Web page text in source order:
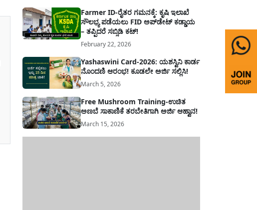
Farmer ID-ರೈತರ ಗಮನಕ್ಕೆ: ಕೃಷಿ ಇಲಾಖೆ
ಸೌಲಭ್ಯ ಪಡೆಯಲು FID ಅಪ್‌ಡೇಟ್ ಕಡ್ಡಾಯ
– ತಪ್ಪಿದರೆ ಸಬ್ಸಿಡಿ ಕಟ್!
February 22, 2026
Yashaswini Card-2026: ಯಶಸ್ವಿನಿ ಕಾರ್ಡ
ನೊಂದಣಿ ಆರಂಭ! ಕೂಡಲೇ ಅರ್ಜಿ ಸಲ್ಲಿಸಿ!
March 5, 2026
Free Mushroom Training-ಉಚಿತ
ಅಣಬೆ ಸಾಕಾಣಿಕೆ ತರಬೇತಿಗಾಗಿ ಅರ್ಜಿ ಆಹ್ವಾನ!
March 15, 2026